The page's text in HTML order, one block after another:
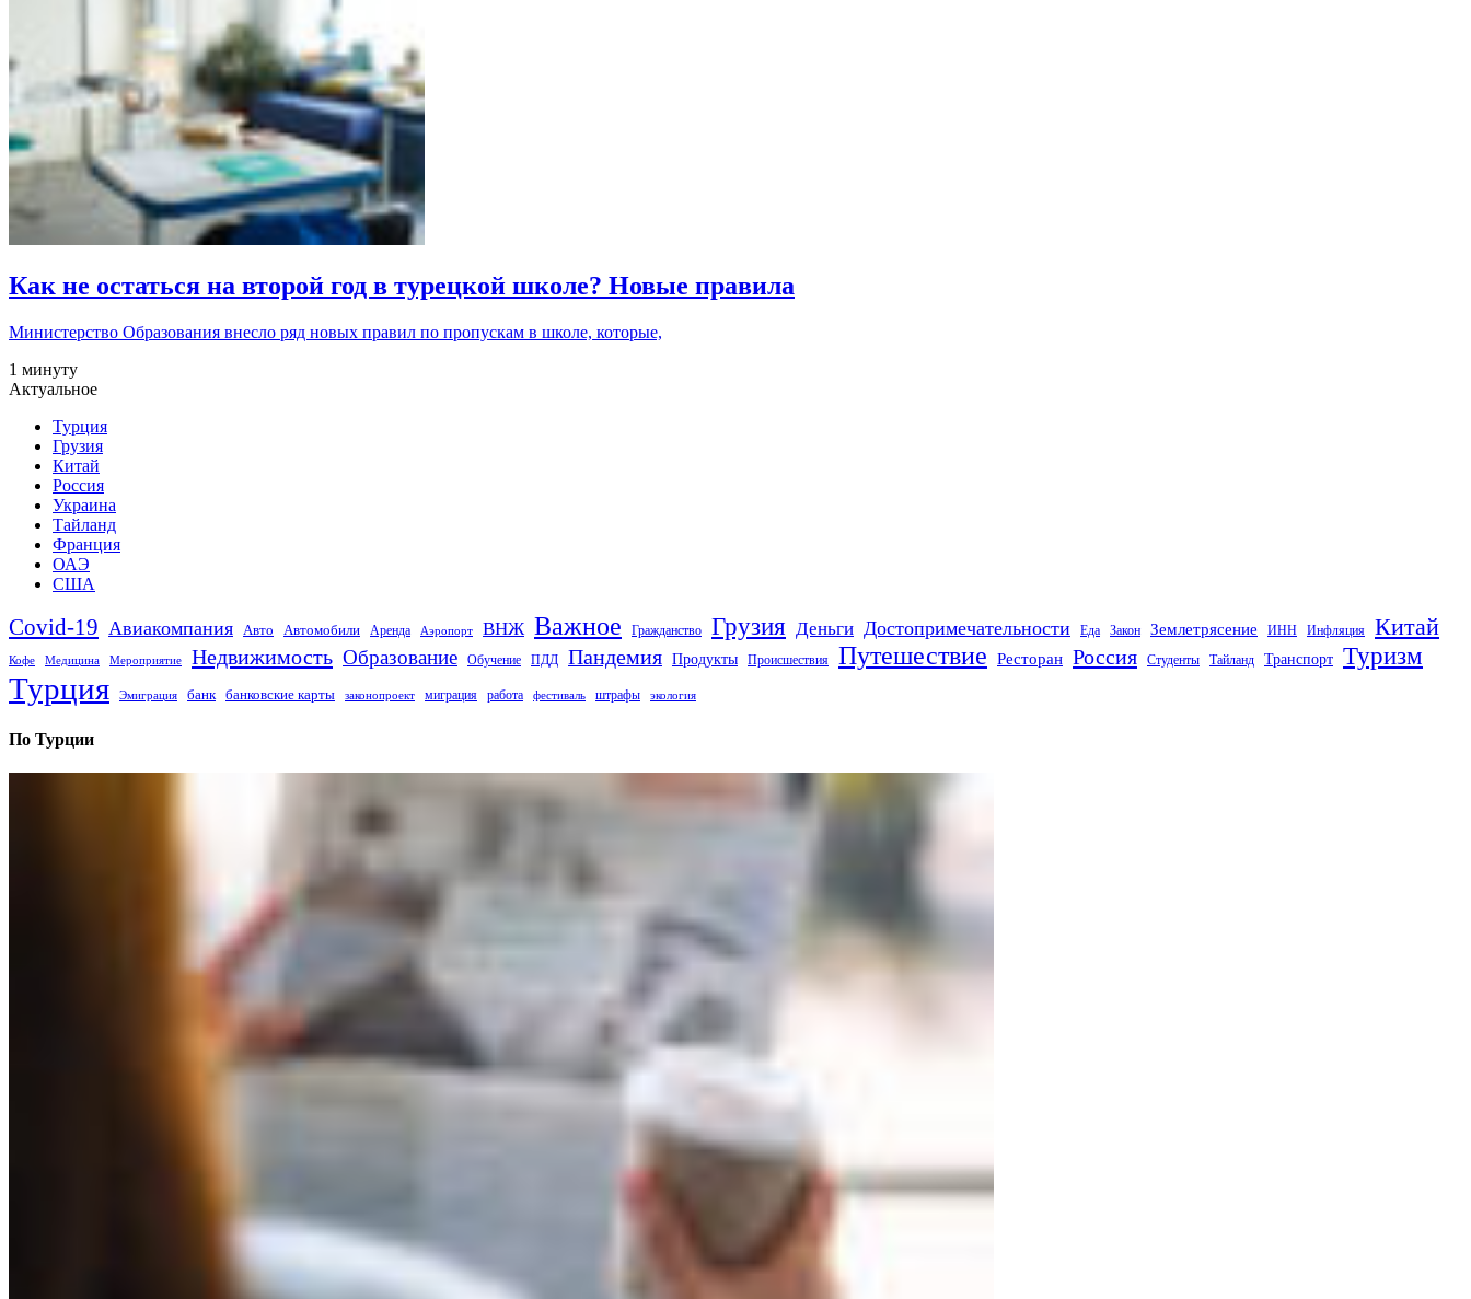
Как не остаться на второй год в турецкой школе? Новые правила
Министерство Образования внесло ряд новых правил по пропускам в школе, которые,
1 минуту
Актуальное
Турция
Грузия
Китай
Россия
Украина
Тайланд
Франция
ОАЭ
США
Covid-19 Авиакомпания Авто Автомобили Аренда Аэропорт ВНЖ Важное Гражданство Грузия Деньги Достопримечательности Еда Закон Землетрясение ИНН Инфляция Китай
Кофе Медицина Мероприятие Недвижимость Образование Обучение ПДД Пандемия Продукты Происшествия Путешествие Ресторан Россия Студенты Тайланд Транспорт Туризм
Турция Эмиграция банк банковские карты законопроект миграция работа фестиваль штрафы экология
По Турции